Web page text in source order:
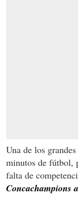
Una de los
minutos de fútbol,
falta de
Concachampions